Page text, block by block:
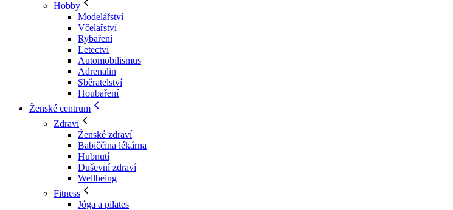
Hobby
Modelářství
Včelařství
Rybaření
Letectví
Automobilismus
Adrenalin
Sběratelství
Houbaření
Ženské centrum
Zdraví
Ženské zdraví
Babiččina lékárna
Hubnutí
Duševní zdraví
Wellbeing
Fitness
Jóga a pilates